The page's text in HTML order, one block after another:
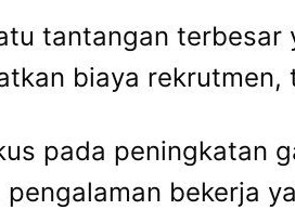
tantangan
biaya
pada peningkatan
bekerja